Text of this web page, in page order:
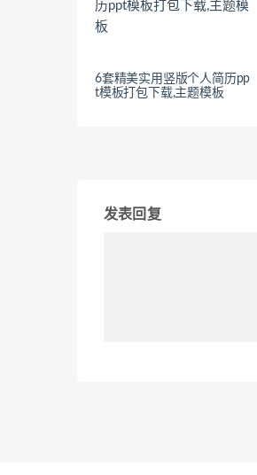
6套精美实用竖版个人简历pp
t模板打包下载,主题模板
发表回复